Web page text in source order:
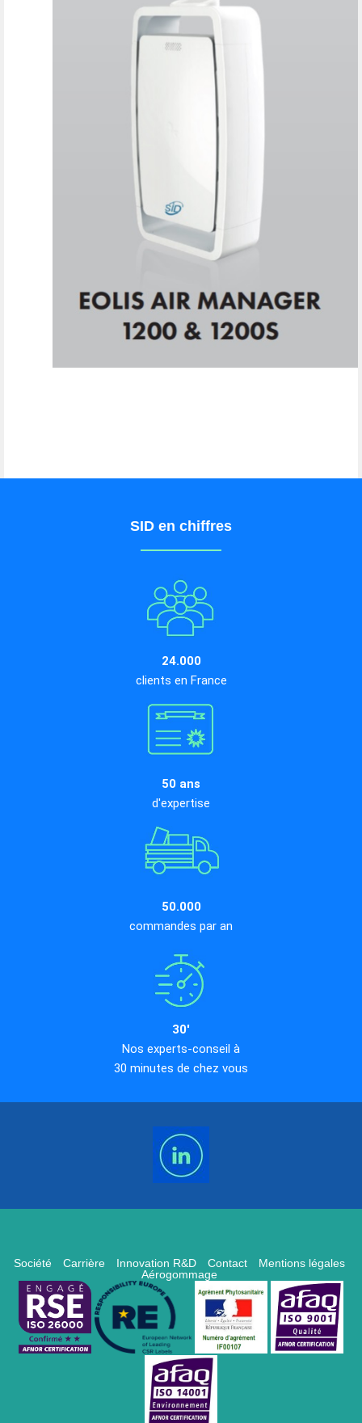
SID en chiffres
24.000
clients en France
50 ans
d'expertise
50.000
commandes par an
30'
Nos experts-conseil à
30 minutes de chez vous
Société Carrière Innovation R&D Contact
Mentions légales
Aérogommage